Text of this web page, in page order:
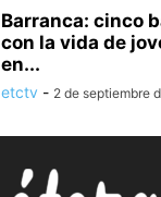
Barranca: cinco
con la vida de
en...
etctv - 2 de septiembre